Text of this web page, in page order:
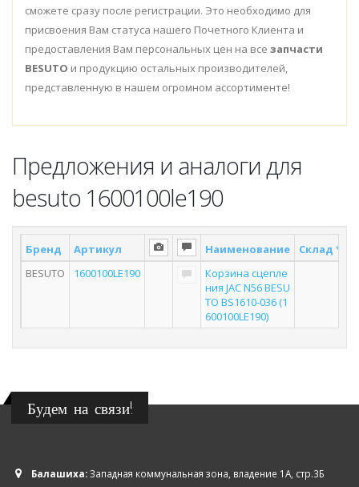
сможете сразу после регистрации. Это необходимо для
присвоения Вам статуса нашего Почетного Клиента и
предоставления Вам персональных цен на все запчасти
BESUTO и продукцию остальных производителей,
представленную в нашем огромном ассортименте!
Предложения и аналоги для
besuto 1600100le190
Бренд Артикул Наименование Склад *
BESUTO
1600100LE190
Корзина сцепле
ния JAC N56 BESU
TO BS1610-036 (1
600100LE190)
Будем на связи!
Балашиха:Западная коммунальная зона, владение 1А, стр.3Б